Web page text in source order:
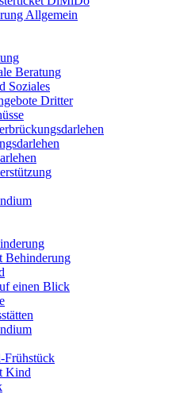
Allgemein
Beratung
Soziales
Dritter
Behinderung
einen Blick
Frühstück
Kind